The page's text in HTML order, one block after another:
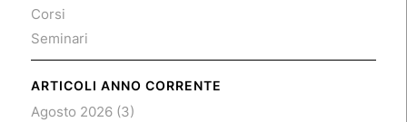
Corsi
Seminari
ARTICOLI ANNO CORRENTE
Agosto 2026(3)